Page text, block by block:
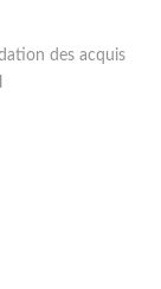
des acquis